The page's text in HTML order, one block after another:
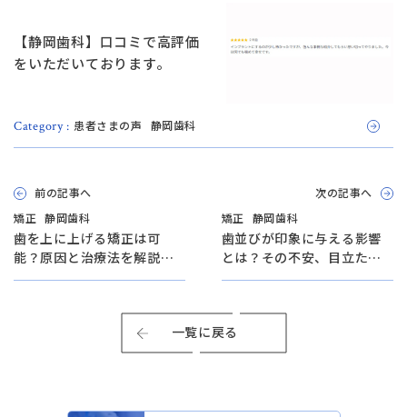
【静岡歯科】口コミで高評価
をいただいております。
Category : 患者さまの声 静岡歯科
前の記事へ
矯正
静岡歯科
歯を上に上げる矯正は可
能？原因と治療法を解説
【日本歯科グループ代表が
一覧に戻る
次の記事へ
矯正
静岡歯科
歯並びが印象に与える影響
とは？その不安、目立たず
変えられるかも【静岡歯科